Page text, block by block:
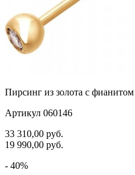
Пирсинг из золота с фианитом
Артикул 060146
33 310,00 руб.
19 990,00 руб.
- 40%